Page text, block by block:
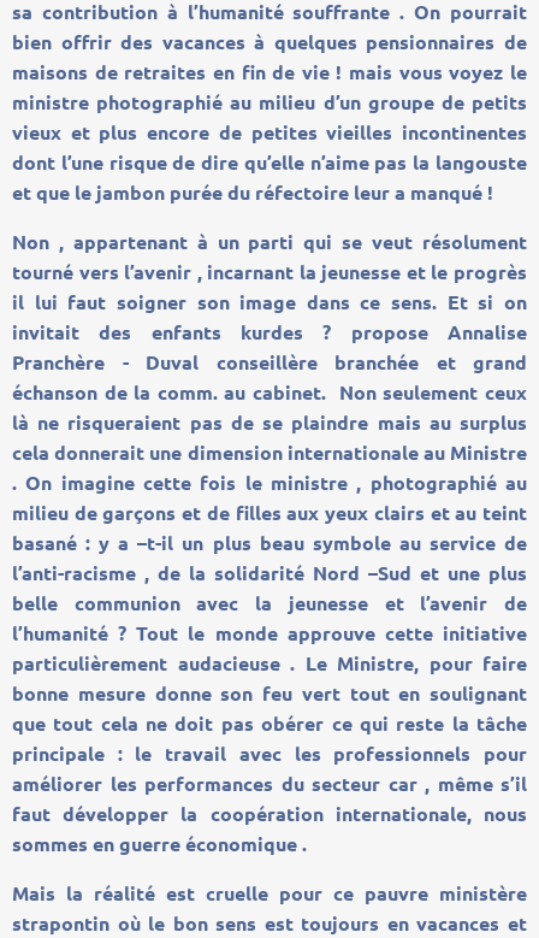
sa contribution à l’humanité souffrante . On pourrait
bien offrir des vacances à quelques pensionnaires de
maisons de retraites en fin de vie ! mais vous voyez le
ministre photographié au milieu d’un groupe de petits
vieux et plus encore de petites vieilles incontinentes
dont l’une risque de dire qu’elle n’aime pas la langouste
et que le jambon purée du réfectoire leur a manqué !
Non , appartenant à un parti qui se veut résolument
tourné vers l’avenir , incarnant la jeunesse et le progrès
il lui faut soigner son image dans ce sens. Et si on
invitait des enfants kurdes ? propose Annalise
Pranchère - Duval conseillère branchée et grand
échanson de la comm. au cabinet. Non seulement ceux
là ne risqueraient pas de se plaindre mais au surplus
cela donnerait une dimension internationale au Ministre
. On imagine cette fois le ministre , photographié au
milieu de garçons et de filles aux yeux clairs et au teint
basané : y a –t-il un plus beau symbole au service de
l’anti-racisme , de la solidarité Nord –Sud et une plus
belle communion avec la jeunesse et l’avenir de
l’humanité ? Tout le monde approuve cette initiative
particulièrement audacieuse . Le Ministre, pour faire
bonne mesure donne son feu vert tout en soulignant
que tout cela ne doit pas obérer ce qui reste la tâche
principale : le travail avec les professionnels pour
améliorer les performances du secteur car , même s’il
faut développer la coopération internationale, nous
sommes en guerre économique .
Mais la réalité est cruelle pour ce pauvre ministère
strapontin où le bon sens est toujours en vacances et